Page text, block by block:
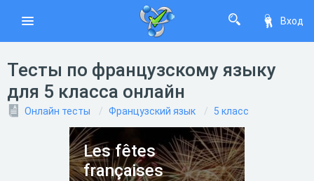
Вход
Тесты по французскому языку
для 5 класса онлайн
Онлайн тесты Французский язык 5 класс
Les fêtes
françaises